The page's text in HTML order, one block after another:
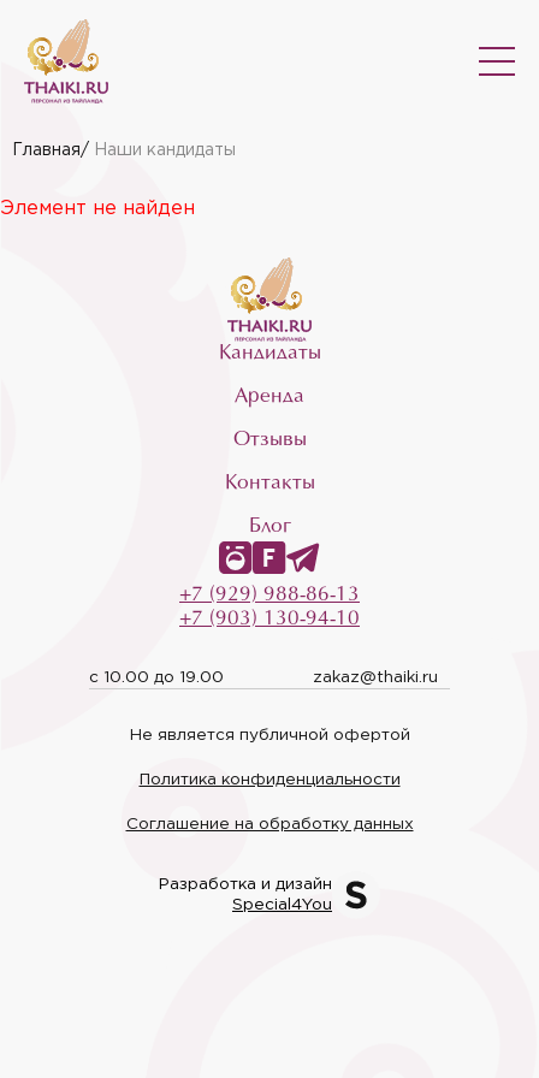
Главная/ Наши кандидаты
Элемент не найден
Кандидаты
Аренда
Отзывы
Контакты
Блог
+7 (929) 988-86-13
+7 (903) 130-94-10
с 10.00 до 19.00 zakaz@thaiki.ru
Не является публичной офертой
Политика конфиденциальности
Соглашение на обработку данных
Разработка и дизайн
Special4You